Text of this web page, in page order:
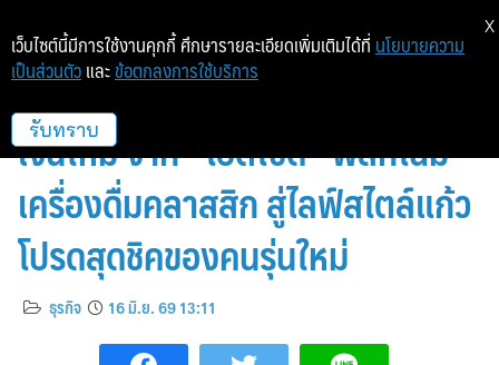
เปิดตัว “โนโบซอย” นมถั่วเหลือง
เจนใหม่ จาก “โอ๊ตไซด์” พลิกโฉม
เครื่องดื่มคลาสสิก สู่ไลฟ์สไตล์แก้ว
โปรดสุดชิคของคนรุ่นใหม่
ธุรกิจ 16 มิ.ย. 69 13:11
เว็บไซต์นี้มีการใช้งานคุกกี้ ศึกษารายละเอียดเพิ่มเติมได้ที่ นโยบายความ
เป็นส่วนตัว และ ข้อตกลงการใช้บริการ
รับทราบ
X